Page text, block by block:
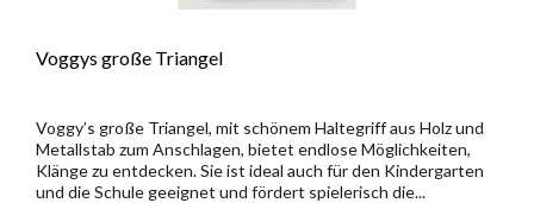
Voggys große Triangel
Voggy’s große Triangel, mit schönem Haltegriff aus Holz und
Metallstab zum Anschlagen, bietet endlose Möglichkeiten,
Klänge zu entdecken. Sie ist ideal auch für den Kindergarten
und die Schule geeignet und fördert spielerisch die...